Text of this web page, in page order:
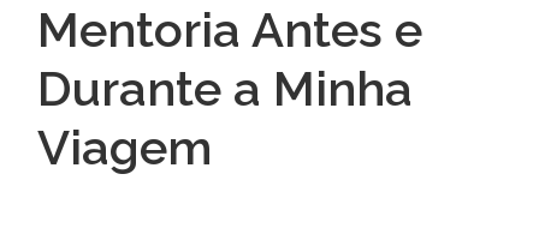
Mentoria Antes e
Durante a Minha
Viagem